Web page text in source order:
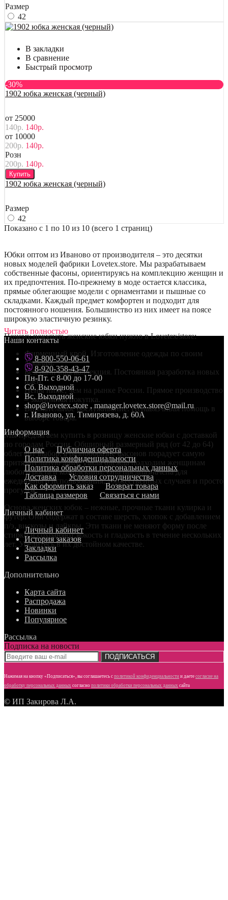
Размер
42
В закладки
В сравнение
Быстрый просмотр
-30%
1902 юбка женская (черный)
от 25000
140р. 140р.
от 10000
200р. 140р.
Розн
200р. 140р.
Купить
1902 юбка женская (черный)
Размер
42
Показано с 1 по 10 из 10 (всего 1 страниц)
Юбки оптом из Иваново от производителя – это десятки
новых моделей фабрики Lovetex.store. Мы разрабатываем
собственные фасоны, ориентируясь на комплекцию женщин и
их предпочтения. По-прежнему в моде остается классика,
прямые облегающие модели с орнаментами и пышные со
складками. Каждый предмет комфортен и подходит для
постоянного ношения. Большинство из них имеет на поясе
широкую эластичную резинку.
Почему покупать женские юбки нужно в Lovetex/store:
Фирменный крой. Изготовление одежды по своим
лекалам.
Безграничная коллекция. Постоянная разработка новых
идей.
Цены ниже, чем на рынке России. Прямое производство
– экономная покупка.
Внимательное обслуживание. Ненавязчивая помощь в
выборе товара.
Мы предлагаем купить в розницу женские юбки с доставкой
по городам России. Обширный размерный ряд (от 42 до 64)
облегчит выбор, а разнообразие фасонов порадует самую
притязательную даму. Такая одежда подходим женщинам
любого роста и комплекции. Она предназначена для
ежедневного использования, торжественных случаев и просто
прогулок.
Основа женских юбок – нежные, прочные ткани кулирка и
футер. Они содержат в составе шерсть, хлопок с добавлением
п/э, вискозы и лайкры. Эти ткани не меняют форму после
стирки и сохраняют яркость и гладкость в течение нескольких
лет. Убедитесь в их достойном качестве.
Читать полностью
Наши контакты
8-800-550-06-61
8-920-358-43-47
Пн-Пт. с 8-00 до 17-00
Сб. Выходной
Вс. Выходной
shop@lovetex.store , manager.lovetex.store@mail.ru
г. Иваново, ул. Тимирязева, д. 60А
Информация
О нас
Публичная оферта
Политика конфиденциальности
Политика обработки персональных данных
Доставка
Условия сотрудничества
Как оформить заказ
Возврат товара
Таблица размеров
Связаться с нами
Личный кабинет
Личный кабинет
История заказов
Закладки
Рассылка
Дополнительно
Карта сайта
Распродажа
Новинки
Популярное
Рассылка
Подписка на новости
ПОДПИСАТЬСЯ
Нажимая на кнопку «Подписаться», вы соглашаетесь с политикой конфиденциальности и даете согласие на
обработку персональных данных согласно политики обработки персональных данных сайта
© ИП Закирова Л.А.